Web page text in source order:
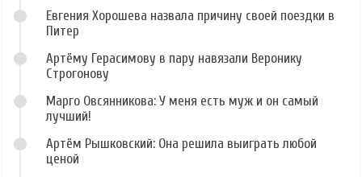
Евгения Хорошева назвала причину своей поездки в
Питер
Артёму Герасимову в пару навязали Веронику
Строгонову
Марго Овсянникова: У меня есть муж и он самый
лучший!
Артём Рышковский: Она решила выиграть любой
ценой